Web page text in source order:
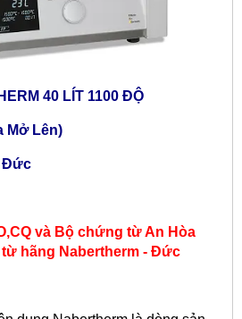
40 LÍT 1100 ĐỘ
Mở Lên)
Đức
và Bộ chứng từ An Hòa
hãng Nabertherm - Đức